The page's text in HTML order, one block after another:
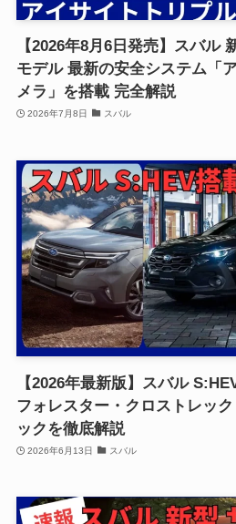
【2026年8月6日発売】スバル
モデル 最新の安全システム「
メラ」を搭載 完全解説
2026年7月8日 スバル
【2026年最新版】スバル
フォレスター・クロストレッ
ックを徹底解説
2026年6月13日 スバル